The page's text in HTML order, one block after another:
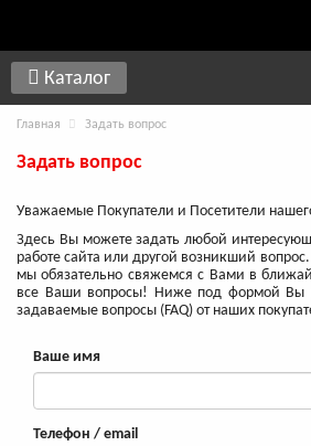
Каталог
Главная Задать вопрос
Задать вопрос
Уважаемые Покупатели и Посетители
Здесь Вы можете задать любой
работе сайта или другой возникший
мы обязательно свяжемся с Вами в
все Ваши вопросы! Ниже под формой Вы
задаваемые вопросы (FAQ) от наших
Ваше имя
Телефон / email